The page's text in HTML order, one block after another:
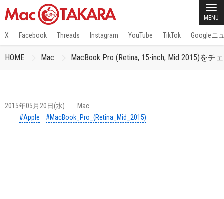
MENU
X Facebook Threads Instagram YouTube TikTok Googleニ
HOME Mac MacBook Pro (Retina, 15-inch, Mid 2015)をチ
2015年05月20日(水)
Mac
#Apple
#MacBook_Pro_(Retina_Mid_2015)